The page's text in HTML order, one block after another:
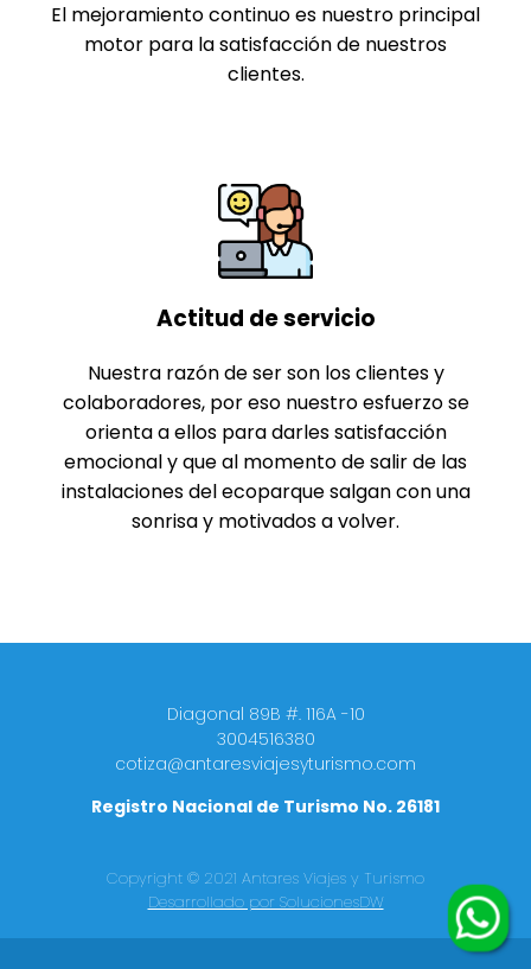
El mejoramiento continuo es nuestro principal
motor para la satisfacción de nuestros
clientes.
Actitud de servicio
Nuestra razón de ser son los clientes y
colaboradores, por eso nuestro esfuerzo se
orienta a ellos para darles satisfacción
emocional y que al momento de salir de las
instalaciones del ecoparque salgan con una
sonrisa y motivados a volver.
Diagonal 89B #. 116A -10
3004516380
cotiza@antaresviajesyturismo.com
Registro Nacional de Turismo No. 26181
Copyright © 2021 Antares Viajes y Turismo
Desarrollado por SolucionesDW